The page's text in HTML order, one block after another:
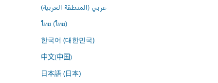
عربي (المنطقة العربية)
ไทย (ไทย)
한국어 (대한민국)
中文(中国)
日本語 (日本)